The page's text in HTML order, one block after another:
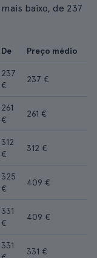
baixo, de 237
De Preço médio
237
€
237 €
261
€
261 €
312
€
312 €
325
€
409 €
331
€
409 €
331
331 €